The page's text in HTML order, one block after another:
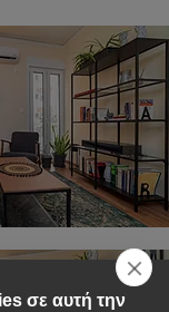
σε αυτή την